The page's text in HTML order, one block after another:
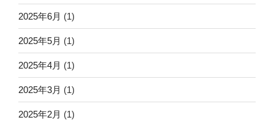
2025年6月 (1)
2025年5月 (1)
2025年4月 (1)
2025年3月 (1)
2025年2月 (1)